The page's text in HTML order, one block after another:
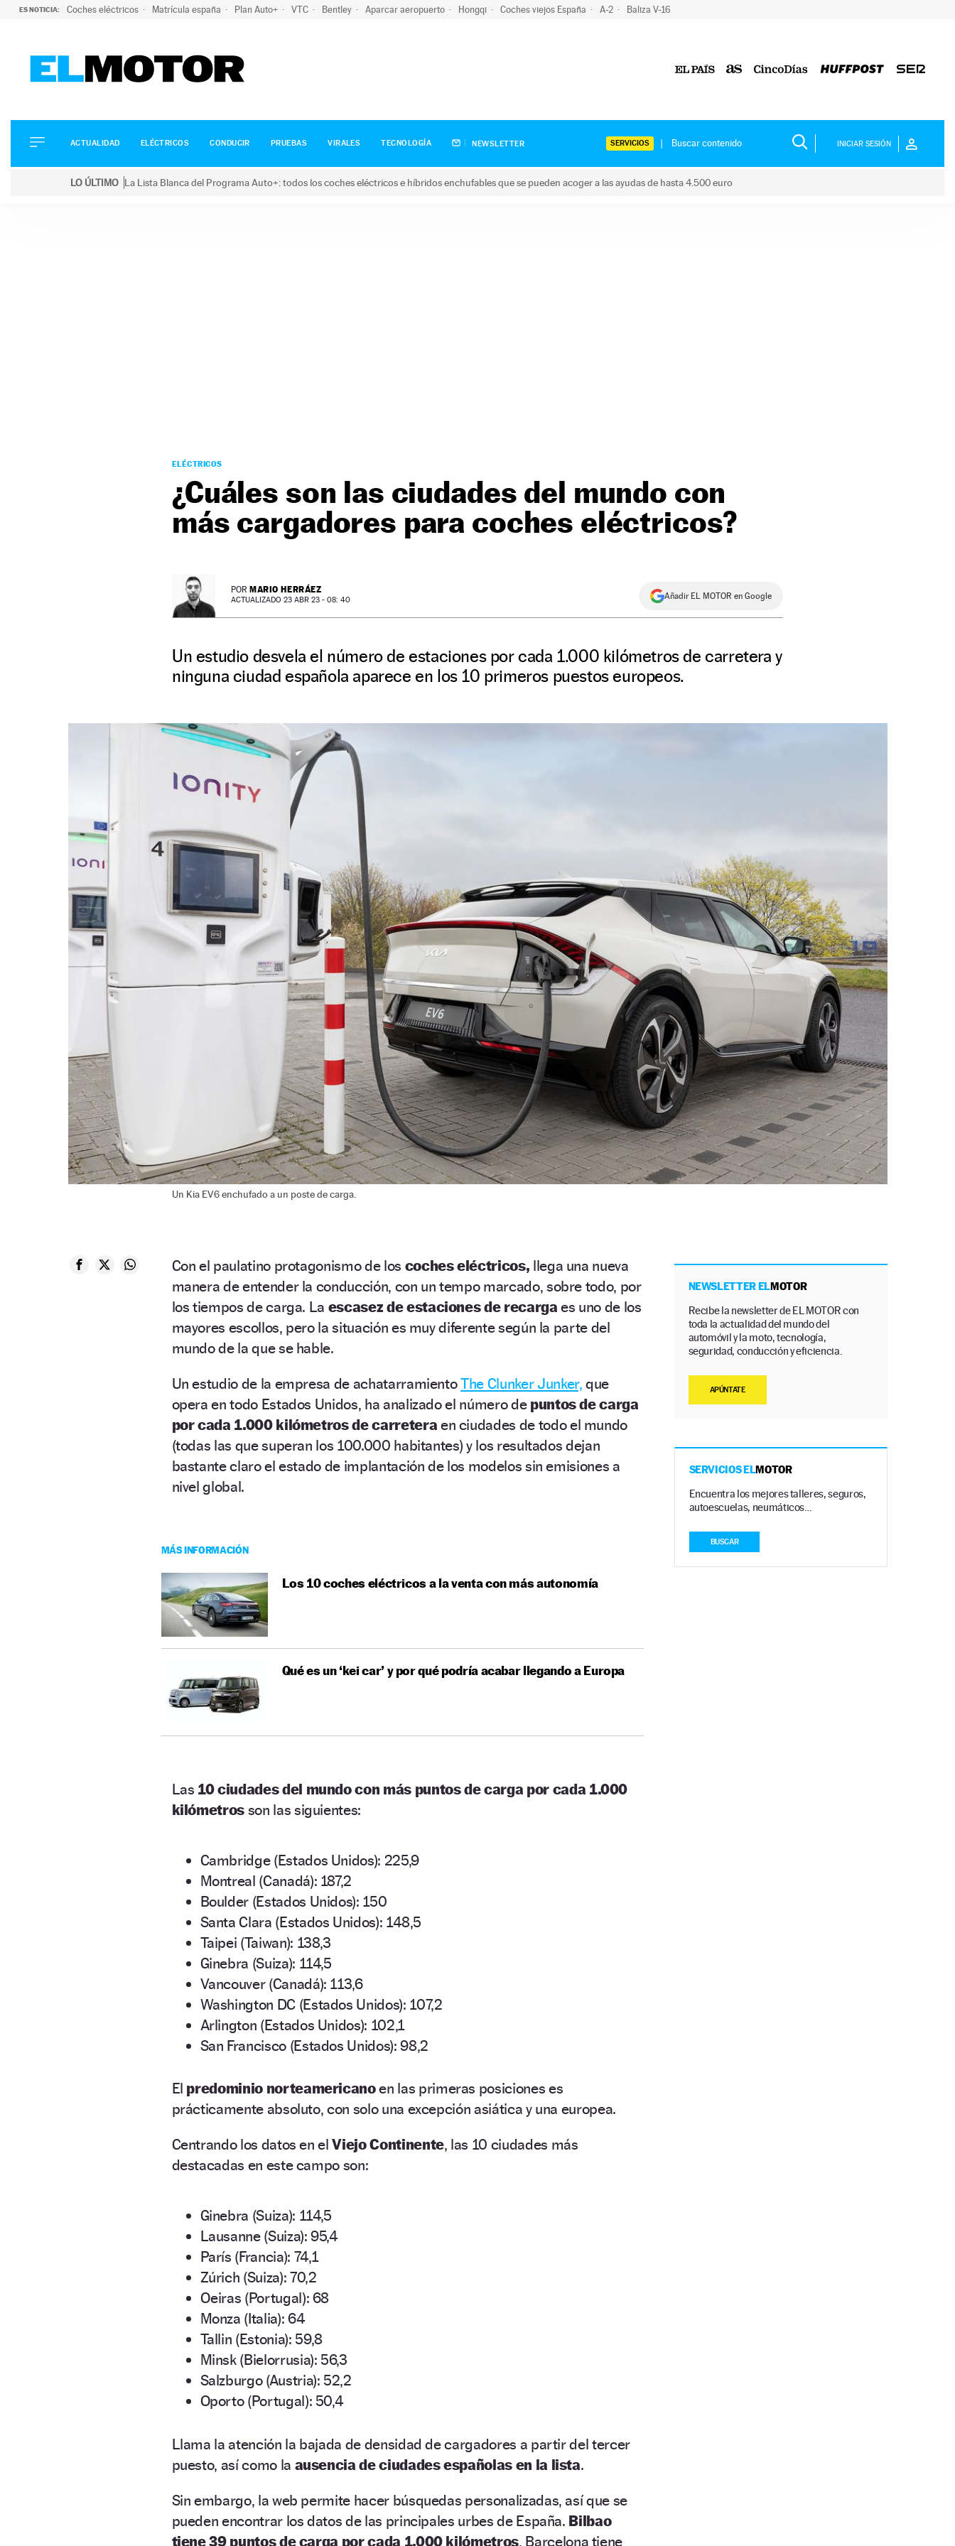
ES NOTICIA: Coches eléctricos Matrícula españa Plan Auto+ VTC Bentley Aparcar aeropuerto Hongqi Coches viejos España A-2 Baliza V-16
ELÉCTRICOS
CONDUCIR
ACTUALIDAD ELÉCTRICOS CONDUCIR PRUEBAS VIRALES TECNOLOGÍA NEWSLETTER SERVICIOS INICIAR SESIÓN
LO ÚLTIMO La Lista Blanca del Programa Auto+: todos los coches eléctricos e híbridos enchufables que se pueden acoger a las ayudas de hasta 4.500 euro
ELÉCTRICOS
¿Cuáles son las ciudades del mundo con
más cargadores para coches eléctricos?
POR MARIO HERRÁEZ
ACTUALIZADO 23 ABR 23 - 08: 40 Añadir EL MOTOR en Google
Un estudio desvela el número de estaciones por cada 1.000 kilómetros de carretera y
ninguna ciudad española aparece en los 10 primeros puestos europeos.
Un Kia EV6 enchufado a un poste de carga.
Con el paulatino protagonismo de los coches eléctricos, llega una nueva
manera de entender la conducción, con un tempo marcado, sobre todo, por
los tiempos de carga. La escasez de estaciones de recarga es uno de los
mayores escollos, pero la situación es muy diferente según la parte del
mundo de la que se hable.
Un estudio de la empresa de achatarramientoThe Clunker Junker, que
opera en todo Estados Unidos, ha analizado el número de puntos de carga
por cada 1.000 kilómetros de carretera en ciudades de todo el mundo
(todas las que superan los 100.000 habitantes) y los resultados dejan
bastante claro el estado de implantación de los modelos sin emisiones a
nivel global.
MÁS INFORMACIÓN
Los 10 coches eléctricos a la venta con más autonomía
Qué es un ‘kei car’ y por qué podría acabar llegando a Europa
Las 10 ciudades del mundo con más puntos de carga por cada 1.000
kilómetros son las siguientes:
Cambridge (Estados Unidos): 225,9
Montreal (Canadá): 187,2
Boulder (Estados Unidos): 150
Santa Clara (Estados Unidos): 148,5
Taipei (Taiwan): 138,3
Ginebra (Suiza): 114,5
Vancouver (Canadá): 113,6
Washington DC (Estados Unidos): 107,2
Arlington (Estados Unidos): 102,1
San Francisco (Estados Unidos): 98,2
El predominio norteamericanoen las primeras posiciones es
prácticamente absoluto, con solo una excepción asiática y una europea.
Centrando los datos en elViejo Continente, las 10 ciudades más
destacadas en este campo son:
Ginebra (Suiza): 114,5
Lausanne (Suiza): 95,4
París (Francia): 74,1
Zúrich (Suiza): 70,2
Oeiras (Portugal): 68
Monza (Italia): 64
Tallin (Estonia): 59,8
Minsk (Bielorrusia): 56,3
Salzburgo (Austria): 52,2
Oporto (Portugal): 50,4
Llama la atención la bajada de densidad de cargadores a partir del tercer
puesto, así como la ausencia de ciudades españolas en la lista.
Sin embargo, la web permite hacer búsquedas personalizadas, así que se
pueden encontrar los datos de las principales urbes de España. Bilbao
tiene 39 puntos de carga por cada 1.000 kilómetros, Barcelona tiene
NEWSLETTER ELMOTOR
Recibe la newsletter de EL MOTOR con
toda la actualidad del mundo del
automóvil y la moto, tecnología,
seguridad, conducción y eficiencia.
APÚNTATE
SERVICIOS ELMOTOR
Encuentra los mejores talleres, seguros,
autoescuelas, neumáticos…
BUSCAR